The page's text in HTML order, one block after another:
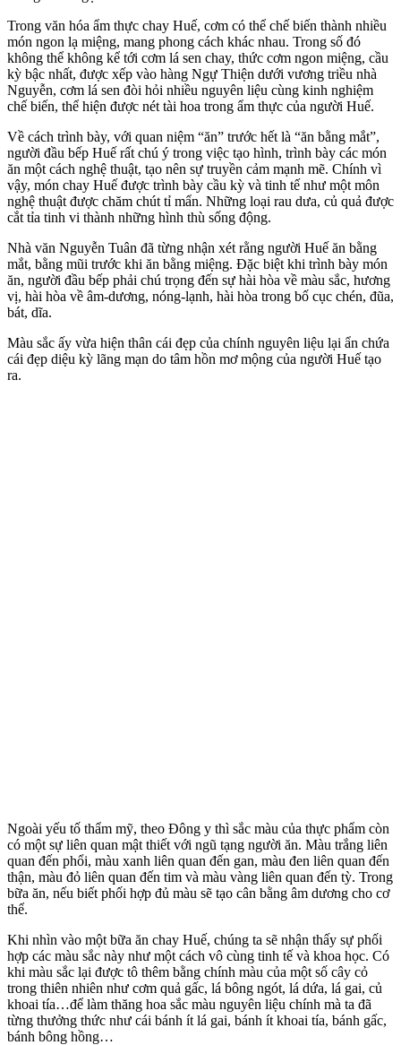
Trong văn hóa ẩm thực chay Huế, cơm có thể chế biến thành nhiều
món ngon lạ miệng, mang phong cách khác nhau. Trong số đó
không thể không kể tới cơm lá sen chay, thức cơm ngon miệng, cầu
kỳ bậc nhất, được xếp vào hàng Ngự Thiện dưới vương triều nhà
Nguyễn, cơm lá sen đòi hỏi nhiều nguyên liệu cùng kinh nghiệm
chế biến, thể hiện được nét tài hoa trong ẩm thực của người Huế.
Về cách trình bày, với quan niệm “ăn” trước hết là “ăn bằng mắt”,
người đầu bếp Huế rất chú ý trong việc tạo hình, trình bày các món
ăn một cách nghệ thuật, tạo nên sự truyền cảm mạnh mẽ. Chính vì
vậy, món chay Huế được trình bày cầu kỳ và tinh tế như một môn
nghệ thuật được chăm chút tỉ mẩn. Những loại rau dưa, củ quả được
cắt tỉa tinh vi thành những hình thù sống động.
Nhà văn Nguyễn Tuân đã từng nhận xét rằng người Huế ăn bằng
mắt, bằng mũi trước khi ăn bằng miệng. Đặc biệt khi trình bày món
ăn, người đầu bếp phải chú trọng đến sự hài hòa về màu sắc, hương
vị, hài hòa về âm-dương, nóng-lạnh, hài hòa trong bố cục chén, đũa,
bát, dĩa.
Màu sắc ấy vừa hiện thân cái đẹp của chính nguyên liệu lại ẩn chứa
cái đẹp diệu kỳ lãng mạn do tâm hồn mơ mộng của người Huế tạo
ra.
Ngoài yếu tố thẩm mỹ, theo Đông y thì sắc màu của thực phẩm còn
có một sự liên quan mật thiết với ngũ tạng người ăn. Màu trắng liên
quan đến phổi, màu xanh liên quan đến gan, màu đen liên quan đến
thận, màu đỏ liên quan đến tim và màu vàng liên quan đến tỳ. Trong
bữa ăn, nếu biết phối hợp đủ màu sẽ tạo cân bằng âm dương cho c‌ơ
th‌ể.
Khi nhìn vào một bữa ăn chay Huế, chúng ta sẽ nhận thấy sự phối
hợp các màu sắc này như một cách vô cùng tinh tế và khoa học. Có
khi màu sắc lại được tô thêm bằng chính màu của một số cây cỏ
trong thiên nhiên như cơm quả gấc, lá bông ngót, lá dứa, lá gai, củ
khoai tía…để làm thăng hoa sắc màu nguyên liệu chính mà ta đã
từng thưởng thức như cái bánh ít lá gai, bánh ít khoai tía, bánh gấc,
bánh bông hồng…